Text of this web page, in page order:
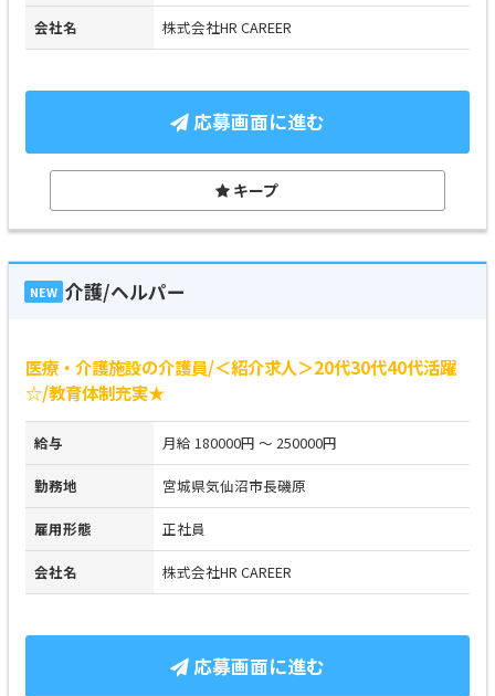
会社名 株式会社HR CAREER
応募画面に進む
キープ
NEW 介護/ヘルパー
医療・介護施設の介護員/＜紹介求人＞20代30代40代活躍
☆/教育体制充実★
給与 月給 180000円 ～ 250000円
勤務地 宮城県気仙沼市長磯原
雇用形態 正社員
会社名 株式会社HR CAREER
応募画面に進む